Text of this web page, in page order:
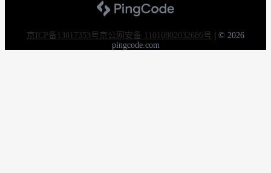
京ICP备13017353号京公网安备 11010802032686号
© 2026
pingcode.com